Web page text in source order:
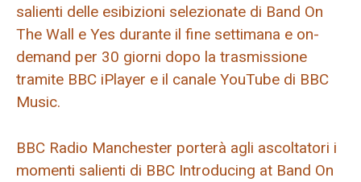
salienti delle esibizioni selezionate di Band On
The Wall e Yes durante il fine settimana e on-
demand per 30 giorni dopo la trasmissione
tramite BBC iPlayer e il canale YouTube di BBC
Music.
BBC Radio Manchester porterà agli ascoltatori i
momenti salienti di BBC Introducing at Band On